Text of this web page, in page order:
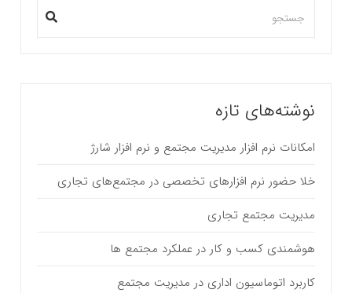
نوشته‌های تازه
امکانات نرم افزار مدیریت مجتمع و نرم افزار شارژ
خلا حضور نرم افزارهای تخصصی در مجتمع‌های تجاری
مدیریت مجتمع تجاری
هوشمندی کسب و کار در عملکرد مجتمع ها
کاربرد اتوماسیون اداری در مدیریت مجتمع